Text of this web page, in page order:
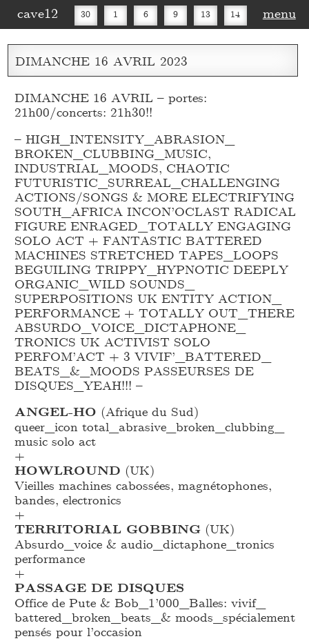
cave12 30 1 6 9 13 14
16 20 27 30
menu
DIMANCHE 16 AVRIL 2023
DIMANCHE 16 AVRIL – portes:
21h00/concerts: 21h30!!
– HIGH_INTENSITY_ ABRASION_
BROKEN_ CLUBBING_MUSIC,
INDUSTRIAL_MOODS, CHAOTIC
FUTURISTIC_ SURREAL_ CHALLENGING
ACTIONS/SONGS & MORE ELECTRIFYING
SOUTH_ AFRICA INCON’OCLAST RADICAL
FIGURE ENRAGED_TOTALLY ENGAGING
SOLO ACT + FANTASTIC BATTERED
MACHINES STRETCHED TAPES_LOOPS
BEGUILING TRIPPY_HYPNOTIC DEEPLY
ORGANIC_WILD SOUNDS_
SUPERPOSITIONS UK ENTITY ACTION_
PERFORMANCE + TOTALLY OUT_THERE
ABSURDO_VOICE_DICTAPHONE_
TRONICS UK ACTIVIST SOLO
PERFOM’ACT + 3 VIVIF’_BATTERED_
BEATS_&_MOODS PASSEURSES DE
DISQUES_YEAH!!! –
ANGEL-HO (Afrique du Sud)
queer_icon total_ abrasive_broken_clubbing_
music solo act
+
HOWLROUND (UK)
Vieilles machines cabossées, magnétophones,
bandes, electronics
+
TERRITORIAL GOBBING (UK)
Absurdo_voice & audio_dictaphone_tronics
performance
+
PASSAGE DE DISQUES
Office de Pute & Bob_ 1’000_Balles: vivif_
battered_broken_beats_& moods_spécialement
pensés pour l’occasion